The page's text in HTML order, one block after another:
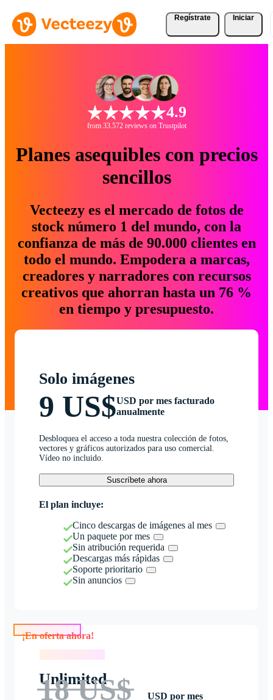
Regístrate Iniciar
4.9
from 33.572 reviews on Trustpilot
Planes asequibles con precios
sencillos
Vecteezy es el mercado de fotos de
stock número 1 del mundo, con la
confianza de más de 90.000 clientes en
todo el mundo. Empodera a marcas,
creadores y narradores con recursos
creativos que ahorran hasta un 76 %
en tiempo y presupuesto.
Solo imágenes
9 US$USD por mes facturado
anualmente
Desbloquea el acceso a toda nuestra colección de fotos,
vectores y gráficos autorizados para uso comercial.
Vídeo no incluido.
Suscríbete ahora
El plan incluye:
Cinco descargas de imágenes al mes
Un paquete por mes
Sin atribución requerida
Descargas más rápidas
Soporte prioritario
Sin anuncios
Unlimited
18 US$
USD por mes